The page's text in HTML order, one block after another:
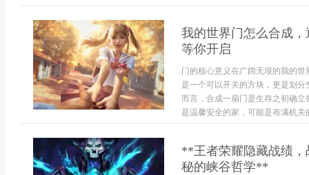
我的世界门怎么合成
等你开启
门的核心意义在广阔无垠的我的
是一个可以开关的方块，更是划
而言，合成一扇门是生存之初确
是温馨安全的家，可能是布满机
**王者荣耀隐藏战绩
秘的峡谷哲学**